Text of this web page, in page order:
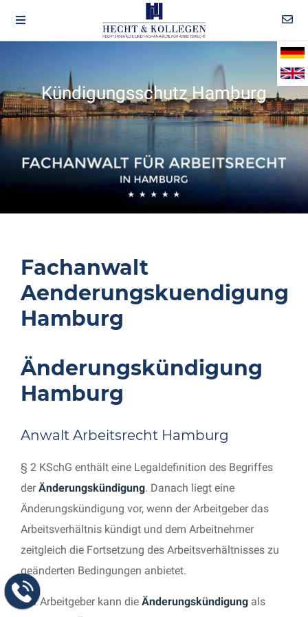
Kündigungsschutz Hamburg
Fachanwalt
Aenderungskuendigung
Hamburg
Änderungskündigung
Hamburg
Anwalt Arbeitsrecht Hamburg
§ 2 KSchG enthält eine Legaldefinition des Begriffes
derÄnderungskündigung. Danach liegt eine
Änderungskündigung vor, wenn der Arbeitgeber das
Arbeitsverhältnis kündigt und dem Arbeitnehmer
zeitgleich die Fortsetzung des Arbeitsverhältnisses zu
geänderten Bedingungen anbietet.
Der Arbeitgeber kann die Änderungskündigung als